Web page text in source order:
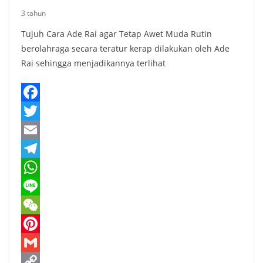
3 tahun
Tujuh Cara Ade Rai agar Tetap Awet Muda Rutin
berolahraga secara teratur kerap dilakukan oleh Ade
Rai sehingga menjadikannya terlihat
F
a
c
e
b
o
o
k
T
w
t
t
e
r
E
m
a
T
e
e
g
W
h
a
t
L
n
W
eP